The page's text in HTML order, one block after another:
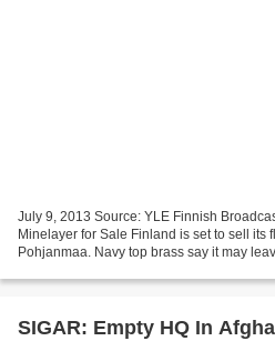
July 9, 2013 Source: YLE Finnish
Minelayer for Sale Finland is set to sell its
Pohjanmaa. Navy top brass say it may
SIGAR: Empty HQ In